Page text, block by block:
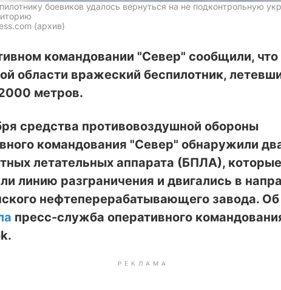
боевиков удалось вернуться на не подконтрольную
(архив)
командовании "Север" сообщили, что
области вражеский беспилотник,
метров.
средства противовоздушной обороны
командования "Север" обнаружили
летательных аппарата (БПЛА), которые
линию разграничения и двигались в
нефтеперерабатывающего завода.
пресс-служба оперативного
РЕКЛАМА